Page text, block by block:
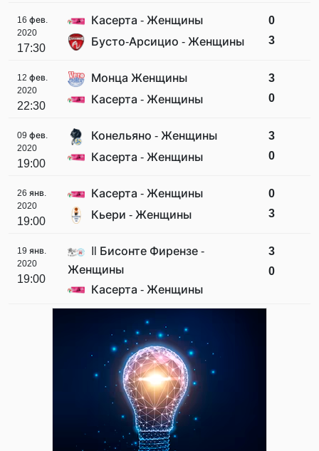
16 фев.
2020
17:30
Касерта - Женщины
Бусто-Арсицио - Женщины
0
3
12 фев.
2020
22:30
Монца Женщины
Касерта - Женщины
3
0
09 фев.
2020
19:00
Конельяно - Женщины
Касерта - Женщины
3
0
26 янв.
2020
19:00
Касерта - Женщины
Кьери - Женщины
0
3
19 янв.
2020
19:00
Il Бисонте Фирензе -
Женщины
Касерта - Женщины
3
0